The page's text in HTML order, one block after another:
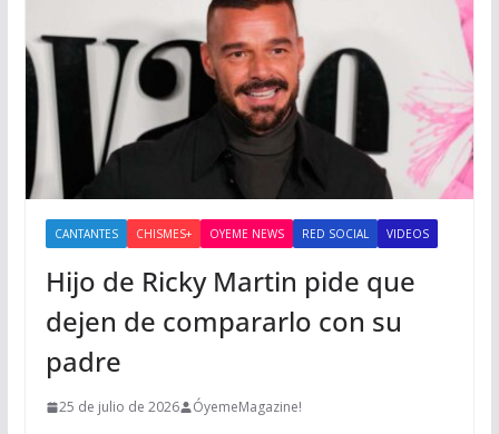
CANTANTES CHISMES+ OYEME NEWS RED SOCIAL VIDEOS
Hijo de Ricky Martin pide que
dejen de compararlo con su
padre
25 de julio de 2026 ÓyemeMagazine!